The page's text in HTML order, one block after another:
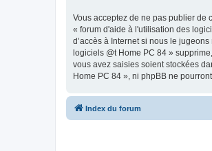
Vous acceptez de ne pas publier de
« forum d'aide à l'utilisation des
d’accès à Internet si nous le
logiciels @t Home PC 84 »
vous avez saisies soient stockées
Home PC 84 », ni phpBB ne
Index du forum